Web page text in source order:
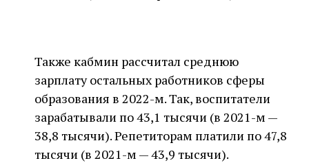
Также кабмин рассчитал среднюю
зарплату остальных работников сферы
образования в 2022-м. Так, воспитатели
зарабатывали по 43,1 тысячи (в 2021-м —
38,8 тысячи). Репетиторам платили по 47,8
тысячи (в 2021-м — 43,9 тысячи).